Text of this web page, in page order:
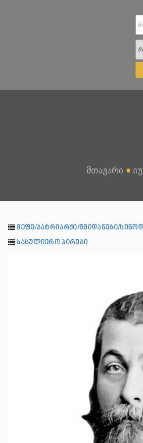
მთავარი ●
მეფე/პატრიარქი/წმიდანები/
სასულიერო პირები